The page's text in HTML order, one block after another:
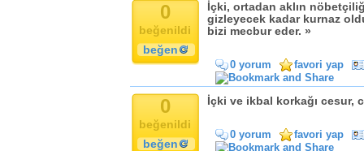
0
beğenildi
beğen
İçki, ortadan aklın
gizleyecek kadar kurnaz
bizi mecbur eder. »
0 yorum favori yap
0
beğenildi
beğen
İçki ve ikbal korkağı cesur,
0 yorum favori yap